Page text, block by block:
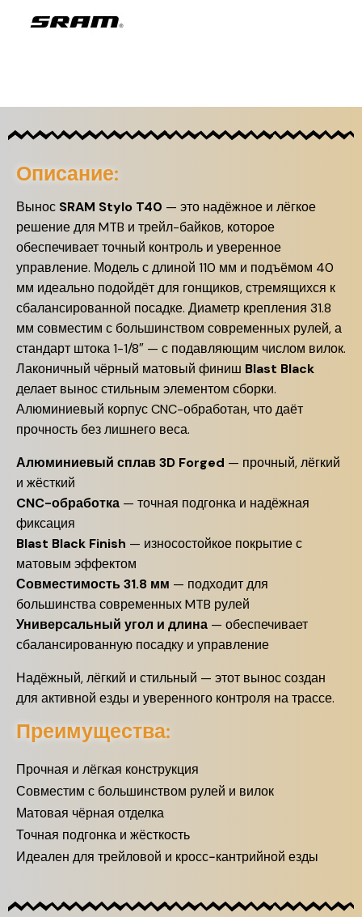
Описание:
Вынос SRAM Stylo T40 — это надёжное и лёгкое
решение для MTB и трейл-байков, которое
обеспечивает точный контроль и уверенное
управление. Модель с длиной 110 мм и подъёмом 40
мм идеально подойдёт для гонщиков, стремящихся к
сбалансированной посадке. Диаметр крепления 31.8
мм совместим с большинством современных рулей, а
стандарт штока 1-1/8″ — с подавляющим числом вилок.
Лаконичный чёрный матовый финиш Blast Black
делает вынос стильным элементом сборки.
Алюминиевый корпус CNC-обработан, что даёт
прочность без лишнего веса.
Алюминиевый сплав 3D Forged — прочный, лёгкий
и жёсткий
CNC-обработка — точная подгонка и надёжная
фиксация
Blast Black Finish — износостойкое покрытие с
матовым эффектом
Совместимость 31.8 мм — подходит для
большинства современных MTB рулей
Универсальный угол и длина — обеспечивает
сбалансированную посадку и управление
Надёжный, лёгкий и стильный — этот вынос создан
для активной езды и уверенного контроля на трассе.
Преимущества:
Прочная и лёгкая конструкция
Совместим с большинством рулей и вилок
Матовая чёрная отделка
Точная подгонка и жёсткость
Идеален для трейловой и кросс-кантрийной езды